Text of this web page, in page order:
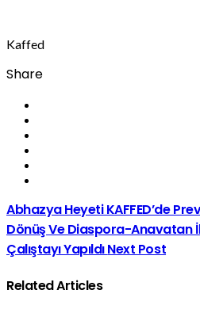
Kaffed
Share
Abhazya Heyeti KAFFED’de
Dönüş Ve Diaspora-Anavatan
Çalıştayı YapıldıNext Post
Related Articles